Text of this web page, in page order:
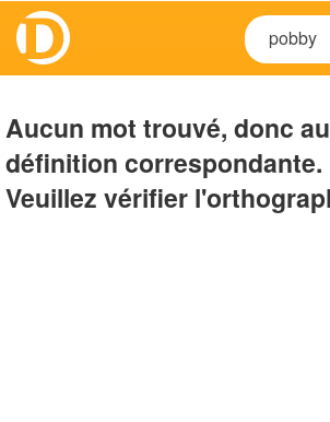
Aucun mot trouvé, donc
définition correspondante.
Veuillez vérifier